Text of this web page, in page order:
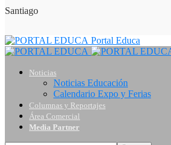
Santiago
Portal Educa
Noticias
Noticias Educación
Calendario Expo y Ferias
Columnas y Reportajes
Área Comercial
Media Partner